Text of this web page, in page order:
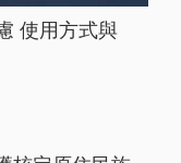
使用方式與